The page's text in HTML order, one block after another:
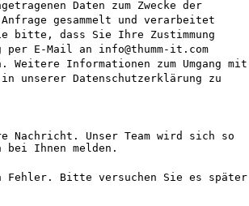
Daten zum Zwecke der
gesammelt und verarbeitet
bitte, dass Sie Ihre Zustimmung
E-Mail an info@thumm-it.com
Weitere Informationen zum Umgang mit
unserer Datenschutzerklärung zu
Nachricht. Unser Team wird sich so
Ihnen melden.
Fehler. Bitte versuchen Sie es später